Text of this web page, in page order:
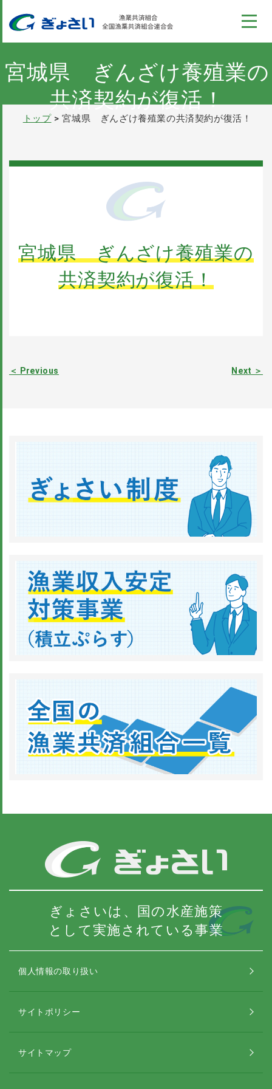
ぎょさい制度
漁業収入安定対策事業
パンフレット お問い合わせ
宮城県 ぎんざけ養殖業の
共済契約が復活！
トップ 宮城県 ぎんざけ養殖業の共済契約が復活！
宮城県 ぎんざけ養殖業の
共済契約が復活！
＜ Previous Next ＞
ぎょさいは、国の水産施策
として実施されている事業
個人情報の取り扱い
サイトポリシー
サイトマップ